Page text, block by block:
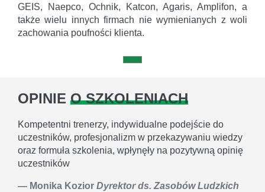
GEIS, Naepco, Ochnik, Katcon, Agaris, Amplifon, a
także wielu innych firmach nie wymienianych z woli
zachowania poufności klienta.
OPINIE O SZKOLENIACH
Kompetentni trenerzy, indywidualne podejście do
uczestników, profesjonalizm w przekazywaniu wiedzy
oraz formuła szkolenia, wpłynęły na pozytywną opinię
uczestników
Monika Kozior Dyrektor ds. Zasobów Ludzkich